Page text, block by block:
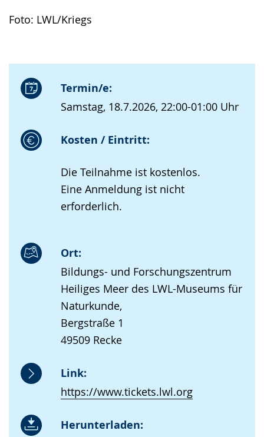
Foto: LWL/Kriegs
Termin/e:
Samstag, 18.7.2026, 22:00-01:00 Uhr
Kosten / Eintritt:
Die Teilnahme ist kostenlos.
Eine Anmeldung ist nicht
erforderlich.
Ort:
Bildungs- und Forschungszentrum
Heiliges Meer des LWL-Museums für
Naturkunde,
Bergstraße 1
49509 Recke
Link:
https://www.tickets.lwl.org
Herunterladen: